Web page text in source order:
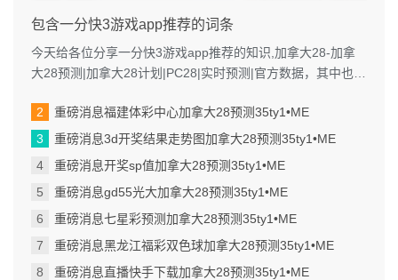
包含一分快3游戏app推荐的词条
今天给各位分享一分快3游戏app推荐的知识,加拿大28-加拿
大28预测|加拿大28计划|PC28|实时预测|官方数据，其中也会
重磅消息福建体彩中心加拿大28预测35ty1 •ME
重磅消息3d开奖结果走势图加拿大28预测35ty1 •ME
重磅消息开奖sp值加拿大28预测35ty1 •ME
重磅消息gd55光大加拿大28预测35ty1 •ME
重磅消息七星彩预测加拿大28预测35ty1 •ME
重磅消息黑龙江福彩双色球加拿大28预测35ty1 •ME
重磅消息直播快手下载加拿大28预测35ty1 •ME